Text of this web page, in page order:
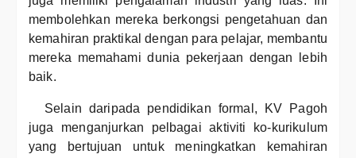
membolehkan mereka berkongsi pengetahuan dan
kemahiran praktikal dengan para pelajar, membantu
mereka memahami dunia pekerjaan dengan lebih
baik.
Selain daripada pendidikan formal, KV Pagoh
juga menganjurkan pelbagai aktiviti ko-kurikulum
yang bertujuan untuk meningkatkan kemahiran